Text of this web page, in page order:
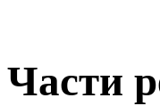
Части